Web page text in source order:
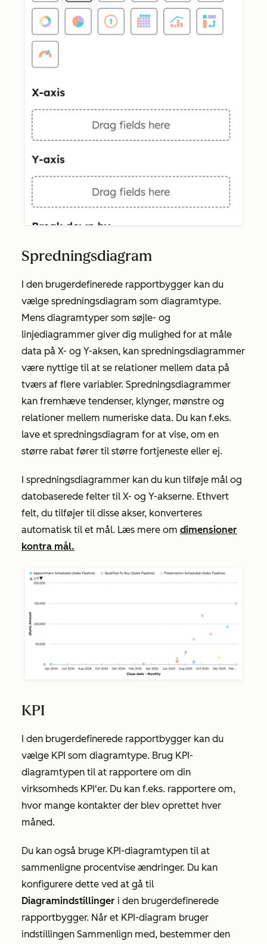
Spredningsdiagram
I den brugerdefinerede rapportbygger kan du
vælge spredningsdiagram som diagramtype.
Mens diagramtyper som søjle- og
linjediagrammer giver dig mulighed for at måle
data på X- og Y-aksen, kan spredningsdiagrammer
være nyttige til at se relationer mellem data på
tværs af flere variabler. Spredningsdiagrammer
kan fremhæve tendenser, klynger, mønstre og
relationer mellem numeriske data. Du kan f.eks.
lave et spredningsdiagram for at vise, om en
større rabat fører til større fortjeneste eller ej.
I spredningsdiagrammer kan du kun tilføje mål og
datobaserede felter til X- og Y-akserne. Ethvert
felt, du tilføjer til disse akser, konverteres
automatisk til et mål. Læs mere om dimensioner
kontra mål.
KPI
I den brugerdefinerede rapportbygger kan du
vælge KPI som diagramtype. Brug KPI-
diagramtypen til at rapportere om din
virksomheds KPI'er. Du kan f.eks. rapportere om,
hvor mange kontakter der blev oprettet hver
måned.
Du kan også bruge KPI-diagramtypen til at
sammenligne procentvise ændringer. Du kan
konfigurere dette ved at gå til
Diagramindstillinger i den brugerdefinerede
rapportbygger. Når et KPI-diagram bruger
indstillingen Sammenlign med, bestemmer den